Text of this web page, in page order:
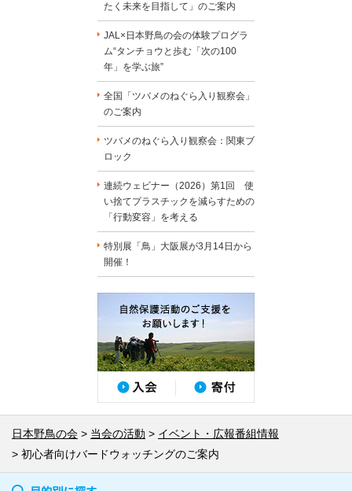
たく未来を目指して」のご案内
JAL×日本野鳥の会の体験プログラ
ム“タンチョウと歩む「次の100
年」を学ぶ旅”
全国「ツバメのねぐら入り観察会」
のご案内
ツバメのねぐら入り観察会：関東ブ
ロック
連続ウェビナー（2026）第1回 使
い捨てプラスチックを減らすための
「行動変容」を考える
特別展「鳥」大阪展が3月14日から
開催！
日本野鳥の会 当会の活動
イベント・広報番組情報
初心者向けバードウォッチングのご案内